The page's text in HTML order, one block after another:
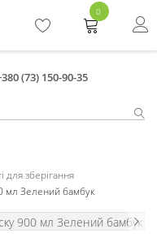
(73) 150-90-35
0
для зберігання
мл Зелений бамбук